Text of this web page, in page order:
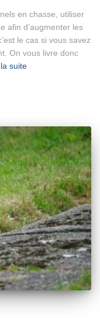
en chasse, utiliser
afin d’augmenter les
le cas si vous savez
On vous livre donc
suite